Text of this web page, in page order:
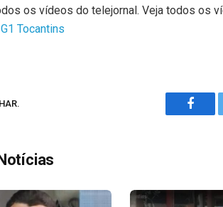
os vídeos do telejornal. Veja todos os
G1 Tocantins